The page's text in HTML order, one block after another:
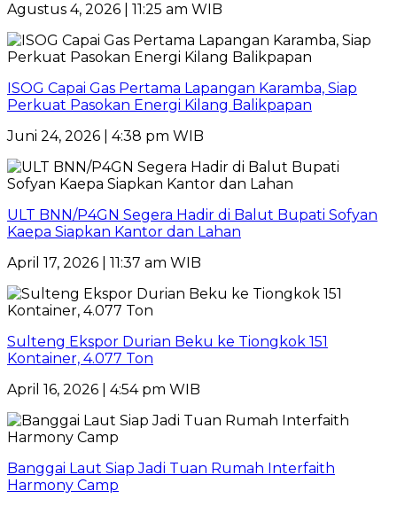
Agustus 4, 2026 | 11:25 am WIB
ISOG Capai Gas Pertama Lapangan Karamba, Siap
Perkuat Pasokan Energi Kilang Balikpapan
Juni 24, 2026 | 4:38 pm WIB
ULT BNN/P4GN Segera Hadir di Balut Bupati Sofyan
Kaepa Siapkan Kantor dan Lahan
April 17, 2026 | 11:37 am WIB
Sulteng Ekspor Durian Beku ke Tiongkok 151
Kontainer, 4.077 Ton
April 16, 2026 | 4:54 pm WIB
Banggai Laut Siap Jadi Tuan Rumah Interfaith
Harmony Camp